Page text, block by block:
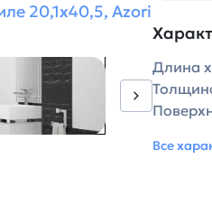
20,1х40,5, Azori
Длина
Все